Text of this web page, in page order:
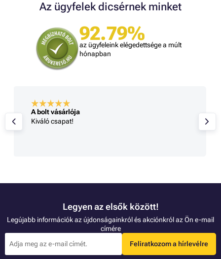
Az ügyfelek dicsérnek minket
92.79%
az ügyfeleink elégedettsége a múlt
hónapban
A bolt vásárlója
Kiváló csapat!
Legyen az elsők között!
Legújabb információk az újdonságainkról és akciónkról az Ön e-mail
címére
Feliratkozom a hírlevélre